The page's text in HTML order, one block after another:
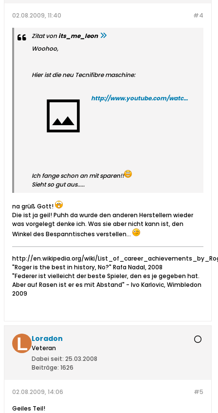
#4
02.08.2009, 11:40
Zitat vonits_me_leon
Woohoo,
Hier ist die neu Tecnifibre maschine:
http://www.youtube.com/watch?v=bPrmFWoXyQw
Ich fange schon an mit sparen!!
Sieht so gut aus.....
na grüß Gott!
Die ist ja geil! Puhh da wurde den anderen Herstellern wieder
was vorgelegt denke ich. Was sie aber nicht kann ist, den
Winkel des Bespanntisches verstellen...
http://en.wikipedia.org/wiki/
"Roger is the best in history, No?" Rafa Nadal, 2008
"Federer ist vielleicht der beste Spieler, den es je gegeben hat.
Aber auf Rasen ist er es mit Abstand" - Ivo Karlovic, Wimbledon
2009
Loradon
Veteran
Dabei seit: 25.03.2008
Beiträge: 1626
#5
02.08.2009, 14:06
Geiles Teil!